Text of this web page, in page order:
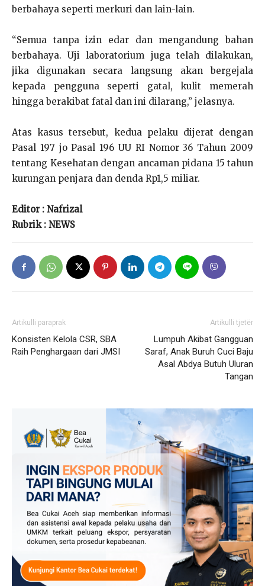
berbahaya seperti merkuri dan lain-lain.
“Semua tanpa izin edar dan mengandung bahan
berbahaya. Uji laboratorium juga telah dilakukan,
jika digunakan secara langsung akan bergejala
kepada pengguna seperti gatal, kulit memerah
hingga berakibat fatal dan ini dilarang,” jelasnya.
Atas kasus tersebut, kedua pelaku dijerat dengan
Pasal 197 jo Pasal 196 UU RI Nomor 36 Tahun 2009
tentang Kesehatan dengan ancaman pidana 15 tahun
kurungan penjara dan denda Rp1,5 miliar.
Editor : Nafrizal
Rubrik : NEWS
Artikulli paraprak
Konsisten Kelola CSR, SBA
Raih Penghargaan dari JMSI
Artikulli tjetër
Lumpuh Akibat Gangguan
Saraf, Anak Buruh Cuci Baju
Asal Abdya Butuh Uluran
Tangan